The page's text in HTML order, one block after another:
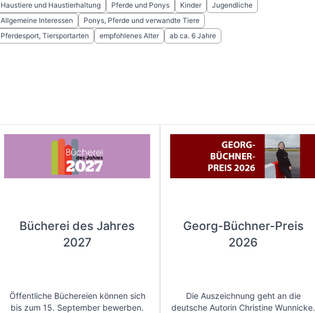
Haustiere und Haustierhaltung
Pferde und Ponys Kinder
Jugendliche
Allgemeine Interessen
Ponys, Pferde und verwandte Tiere
Pferdesport, Tiersportarten
empfohlenes Alter ab ca. 6 Jahre
Bücherei des Jahres
2027
Öffentliche Büchereien können sich
bis zum 15. September bewerben.
Georg-Büchner-Preis
2026
Die Auszeichnung geht an die
deutsche Autorin Christine Wunnicke.